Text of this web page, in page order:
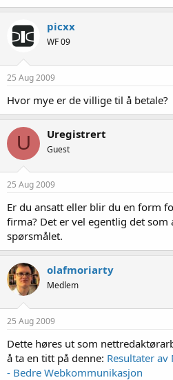
picxx
WF 09
25 Aug 2009
Hvor mye er de villige til å betale?
U Uregistrert
Guest
25 Aug 2009
Er du ansatt eller blir du en form
firma? Det er vel egentlig det som
spørsmålet.
olafmoriarty
Medlem
25 Aug 2009
Dette høres ut som
å ta en titt på denne: Resultater
- Bedre Webkommunikasjon